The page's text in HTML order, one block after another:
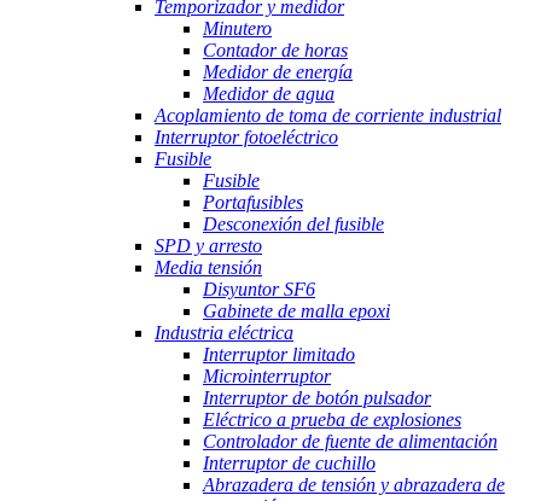
Temporizador y medidor
Minutero
Contador de horas
Medidor de energía
Medidor de agua
Acoplamiento de toma de corriente industrial
Interruptor fotoeléctrico
Fusible
Fusible
Portafusibles
Desconexión del fusible
SPD y arresto
Media tensión
Disyuntor SF6
Gabinete de malla epoxi
Industria eléctrica
Interruptor limitado
Microinterruptor
Interruptor de botón pulsador
Eléctrico a prueba de explosiones
Controlador de fuente de alimentación
Interruptor de cuchillo
Abrazadera de tensión y abrazadera de